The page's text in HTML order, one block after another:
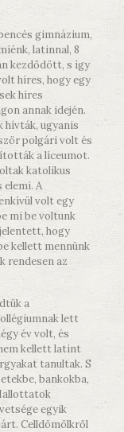
gimnázium,
latinnal, 8
kezdődött, s így
híres, hogy egy
híres
annak idején.
hívták, ugyanis
polgári volt és
a líceumot.
katolikus
elemi. A
volt egy
mi be voltunk
hogy
kellett mennünk
rendesen az
a
lett
év volt, és
kellett latint
tanultak. S
bankokba,
egyik
Celldömölkről